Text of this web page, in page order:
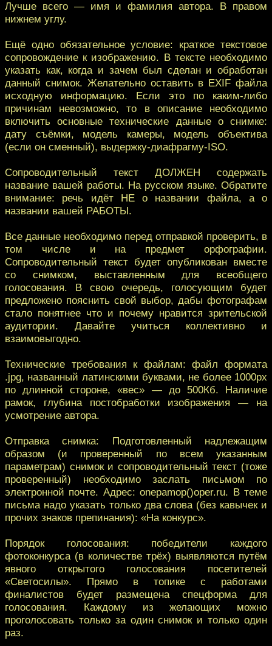
Лучше всего — имя и фамилия автора. В правом
нижнем углу.
Ещё одно обязательное условие: краткое текстовое
сопровождение к изображению. В тексте необходимо
указать как, когда и зачем был сделан и обработан
данный снимок. Желательно оставить в EXIF файла
исходную информацию. Если это по каким-либо
причинам невозможно, то в описание необходимо
включить основные технические данные о снимке:
дату съёмки, модель камеры, модель объектива
(если он сменный), выдержку-диафрагму-ISO.
Сопроводительный текст ДОЛЖЕН содержать
название вашей работы. На русском языке. Обратите
внимание: речь идёт НЕ о названии файла, а о
названии вашей РАБОТЫ.
Все данные необходимо перед отправкой проверить, в
том числе и на предмет орфографии.
Сопроводительный текст будет опубликован вместе
со снимком, выставленным для всеобщего
голосования. В свою очередь, голосующим будет
предложено пояснить свой выбор, дабы фотографам
стало понятнее что и почему нравится зрительской
аудитории. Давайте учиться коллективно и
взаимовыгодно.
Технические требования к файлам: файл формата
.jpg, названный латинскими буквами, не более 1000px
по длинной стороне, «вес» — до 500Кб. Наличие
рамок, глубина постобработки изображения — на
усмотрение автора.
Отправка снимка: Подготовленный надлежащим
образом (и проверенный по всем указанным
параметрам) снимок и сопроводительный текст (тоже
проверенный) необходимо заслать письмом по
электронной почте. Адрес: onepamop()oper.ru. В теме
письма надо указать только два слова (без кавычек и
прочих знаков препинания): «На конкурс».
Порядок голосования: победители каждого
фотоконкурса (в количестве трёх) выявляются путём
явного открытого голосования посетителей
«Светосилы». Прямо в топике с работами
финалистов будет размещена спецформа для
голосования. Каждому из желающих можно
проголосовать только за один снимок и только один
раз.